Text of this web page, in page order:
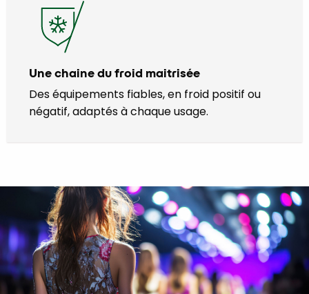
Une chaine du froid maitrisée
Des équipements fiables, en froid positif ou
négatif, adaptés à chaque usage.